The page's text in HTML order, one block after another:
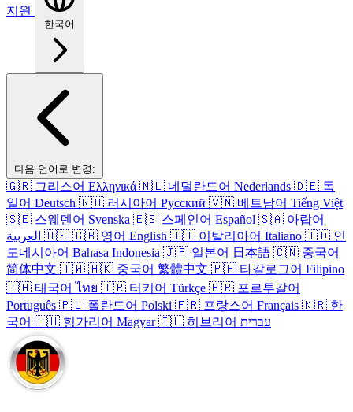
지원
한국어
다음 언어로 변경:
🇬🇷 그리스어 Ελληνικά 🇳🇱 네덜란드어 Nederlands 🇩🇪 독
일어 Deutsch 🇷🇺 러시아어 Русский 🇻🇳 베트남어 Tiếng Việt
🇸🇪 스웨덴어 Svenska 🇪🇸 스페인어 Español 🇸🇦 아랍어
العربية 🇺🇸 🇬🇧 영어 English 🇮🇹 이탈리아어 Italiano 🇮🇩 인
도네시아어 Bahasa Indonesia 🇯🇵 일본어 日本語 🇨🇳 중국어
简体中文 🇹🇼 🇭🇰 중국어 繁體中文 🇵🇭 타갈로그어 Filipino
🇹🇭 태국어 ไทย 🇹🇷 터키어 Türkçe 🇧🇷 포르투갈어
Português 🇵🇱 폴란드어 Polski 🇫🇷 프랑스어 Français 🇰🇷 한
국어 🇭🇺 헝가리어 Magyar 🇮🇱 히브리어 עברית